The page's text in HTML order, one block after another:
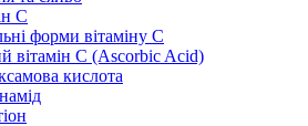
С
форми вітаміну С
вітамін С (Ascorbic Acid)
кислота